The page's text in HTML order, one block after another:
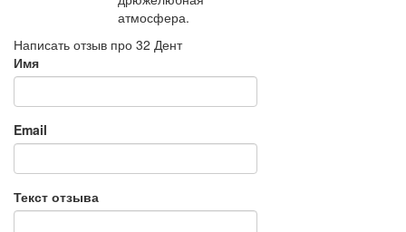
атмосфера.
Написать отзыв про 32 Дент
Имя
Email
Текст отзыва